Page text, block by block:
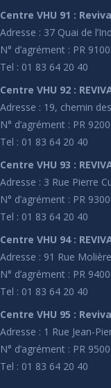
Centre VHU 91 :
Adresse : 37 Quai de
N° d’agrément : PR
Tel : 01 83 64 20 40
Centre VHU 92 :
Adresse : 19, chemin
N° d’agrément : PR
Tel : 01 83 64 20 40
Centre VHU 93 :
Adresse : 3 Rue Pierre
N° d’agrément : PR
Tel : 01 83 64 20 40
Centre VHU 94 :
Adresse : 91 Rue
N° d’agrément : PR
Tel : 01 83 64 20 40
Centre VHU 95 :
Adresse : 1 Rue Jean-
N° d’agrément : PR
Tel : 01 83 64 20 40